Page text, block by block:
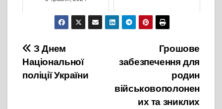
31 Березня, 2023
Навігація
записів
Грошове
забезпечення для
родин
військовополонен
их та зниклих
З Днем
Національної
поліції України